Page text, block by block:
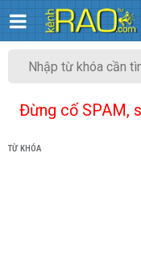
Đừng cố SPAM,
TỪ KHÓA